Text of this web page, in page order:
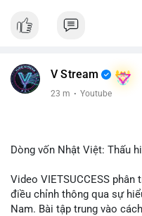
V Stream
23 m · Youtube
Dòng vốn Nhật Việt: Thấu
Video VIETSUCCESS
điều chỉnh thông qua sự
Nam. Bài tập trung vào